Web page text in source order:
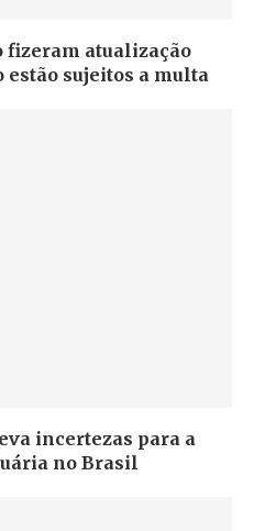
fizeram atualização
estão sujeitos a multa
incertezas para a
no Brasil